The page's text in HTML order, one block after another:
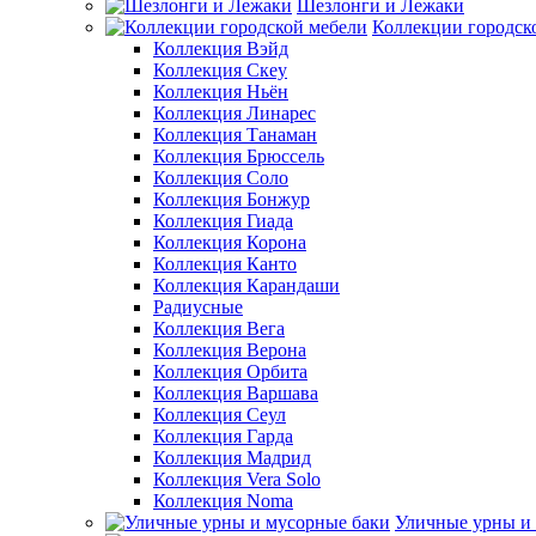
Шезлонги и Лежаки
Коллекции
Коллекция Вэйд
Коллекция Скеу
Коллекция Ньён
Коллекция Линарес
Коллекция Танаман
Коллекция Брюссель
Коллекция Соло
Коллекция Бонжур
Коллекция Гиада
Коллекция Корона
Коллекция Канто
Коллекция Карандаши
Радиусные
Коллекция Вега
Коллекция Верона
Коллекция Орбита
Коллекция Варшава
Коллекция Сеул
Коллекция Гарда
Коллекция Мадрид
Коллекция Vera Solo
Коллекция Noma
Уличные урны и